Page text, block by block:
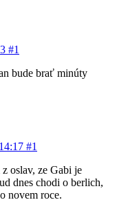
#1
bude brať minúty
dnes chodi o berlich,
novem roce.